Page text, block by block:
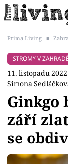
BYDLENÍ
Témata
Bydlení
Prima Living ■
STROMY V ZAHRADĚ
11. listopadu
Simona
Ginkgo
září
se